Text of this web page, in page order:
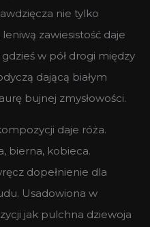
nie tylko
zawiesistość daje
w pół drogi między
dającą białym
bujnej zmysłowości.
daje róża.
bierna, kobieca.
dopełnienie dla
Usadowiona w
jak pulchna dziewoja